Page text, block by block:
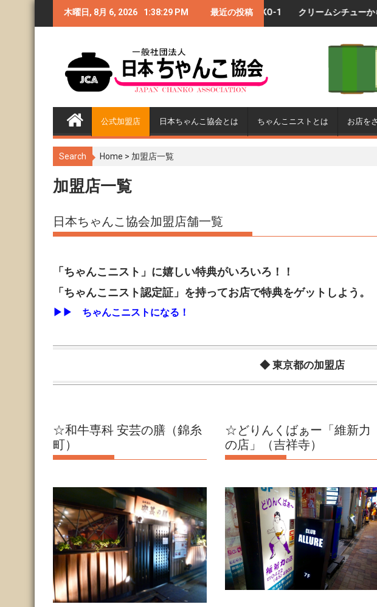
木曜日, 8月 6, 2026 1:38:30 PM 最近の投稿
員御礼◆CHANKO-1グラ 第4回GTI祭り〜CHANKO-1 クリームシチューからライ 第
公式加盟店 日本ちゃんこ協会とは ちゃんこニストとは お店を
Search Home > 加盟店一覧
加盟店一覧
日本ちゃんこ協会加盟店舗一覧
「ちゃんこニスト」に嬉しい特典がいろいろ！！
「ちゃんこニスト認定証」を持ってお店で特典をゲットしよう。
▶︎▶︎ ちゃんこニストになる！
◆ 東京都の加盟店
☆和牛専科 安芸の膳（錦糸
町）
☆どりんくばぁー「維新力
の店」（吉祥寺）